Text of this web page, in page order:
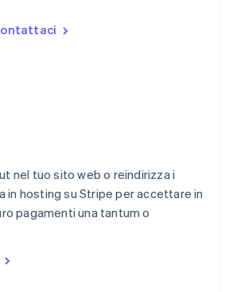
nel tuo sito web o reindirizza i
in hosting su Stripe per accettare in
pagamenti una tantum o
Cina